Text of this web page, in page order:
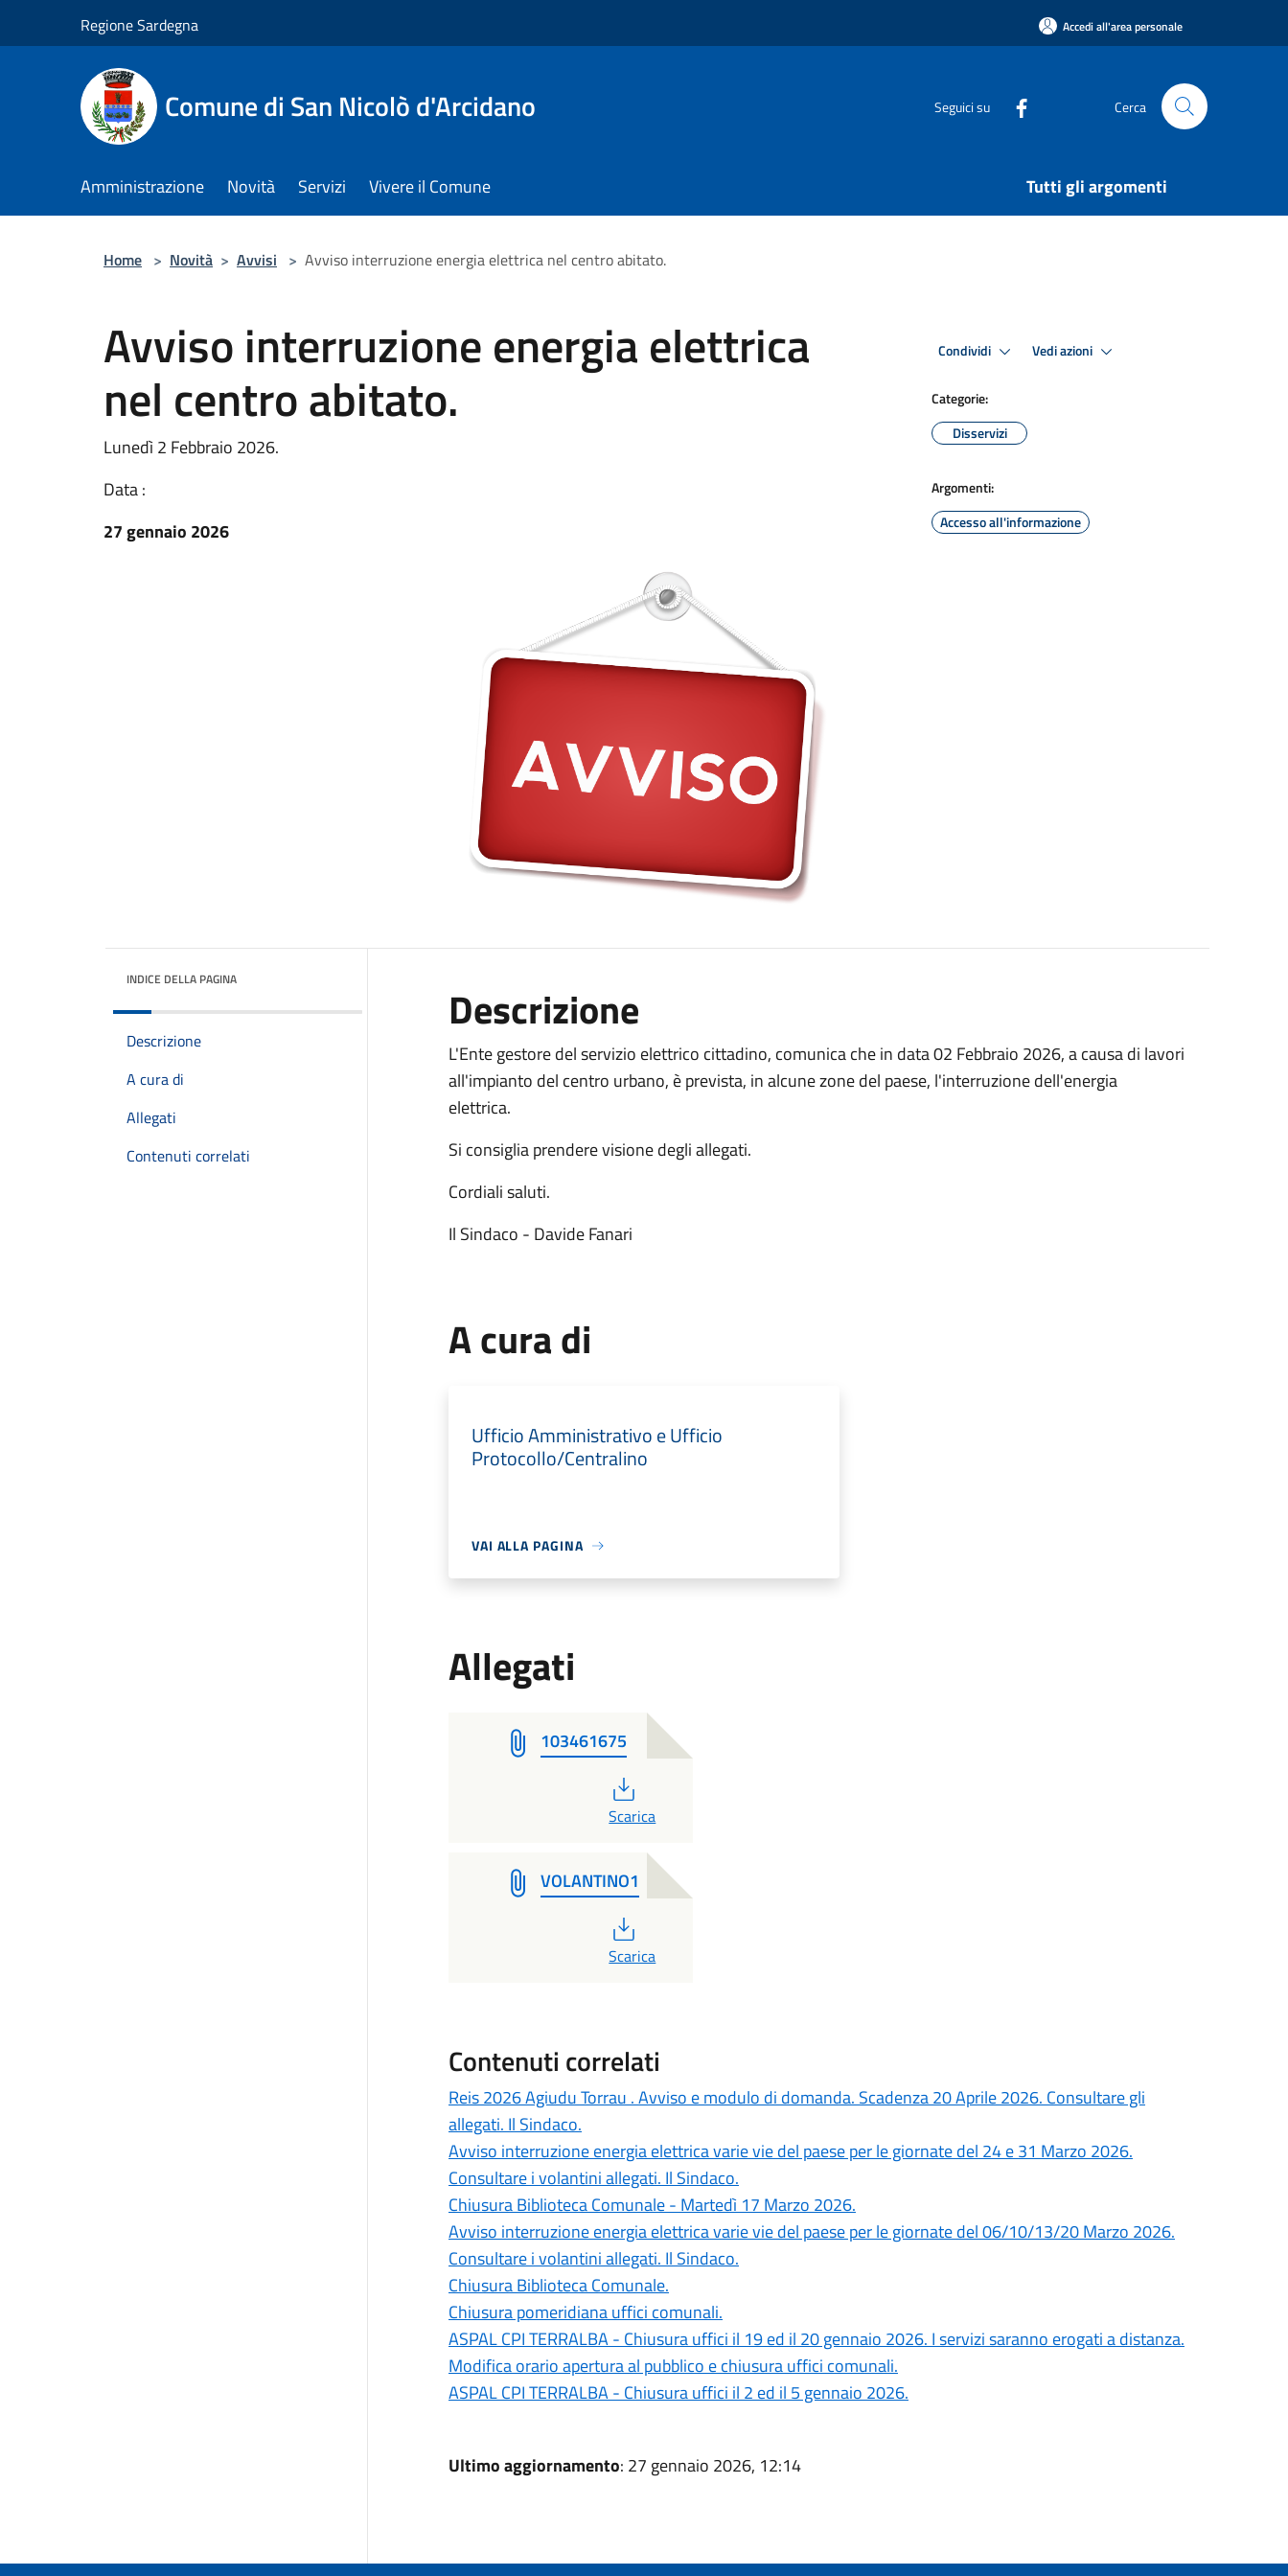
Regione Sardegna Accedi all'area personale
Comune di San Nicolò d'Arcidano Seguici su Cerca
Amministrazione Novità Servizi Vivere il Comune Tutti gli argomenti
Home > Novità > Avvisi > Avviso interruzione energia elettrica nel centro abitato.
Avviso interruzione energia elettrica
nel centro abitato.
Lunedì 2 Febbraio 2026.
Data :
27 gennaio 2026
Condividi Vedi azioni
Categorie:
Disservizi
Argomenti:
Accesso all'informazione
INDICE DELLA PAGINA
Descrizione
A cura di
Allegati
Contenuti correlati
Descrizione
L'Ente gestore del servizio elettrico cittadino, comunica che in data 02 Febbraio 2026, a causa di lavori
all'impianto del centro urbano, è prevista, in alcune zone del paese, l'interruzione dell'energia
elettrica.
Si consiglia prendere visione degli allegati.
Cordiali saluti.
Il Sindaco - Davide Fanari
A cura di
Ufficio Amministrativo e Ufficio
Protocollo/Centralino
VAI ALLA PAGINA
Allegati
103461675
PDF
Scarica
VOLANTINO1
PDF
Scarica
Contenuti correlati
Reis 2026 Agiudu Torrau . Avviso e modulo di domanda. Scadenza 20 Aprile 2026. Consultare gli
allegati. Il Sindaco.
Avviso interruzione energia elettrica varie vie del paese per le giornate del 24 e 31 Marzo 2026.
Consultare i volantini allegati. Il Sindaco.
Chiusura Biblioteca Comunale - Martedì 17 Marzo 2026.
Avviso interruzione energia elettrica varie vie del paese per le giornate del 06/10/13/20 Marzo 2026.
Consultare i volantini allegati. Il Sindaco.
Chiusura Biblioteca Comunale.
Chiusura pomeridiana uffici comunali.
ASPAL CPI TERRALBA - Chiusura uffici il 19 ed il 20 gennaio 2026. I servizi saranno erogati a distanza.
Modifica orario apertura al pubblico e chiusura uffici comunali.
ASPAL CPI TERRALBA - Chiusura uffici il 2 ed il 5 gennaio 2026.
Ultimo aggiornamento: 27 gennaio 2026, 12:14